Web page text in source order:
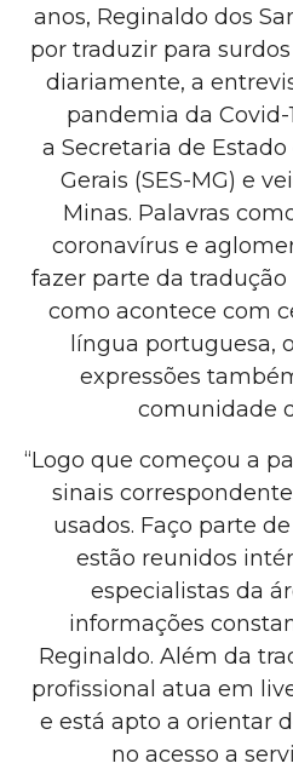
anos, Reginaldo dos
por traduzir para
diariamente, a
pandemia da Covid-
a Secretaria de
Gerais (SES-MG) e
Minas. Palavras
coronavírus e
fazer parte da tradução
como acontece com
língua portuguesa,
expressões
comunidade
“Logo que começou a
sinais
usados. Faço parte
estão reunidos
especialistas da
informações
Reginaldo. Além da
profissional atua em
e está apto a orientar
no acesso a